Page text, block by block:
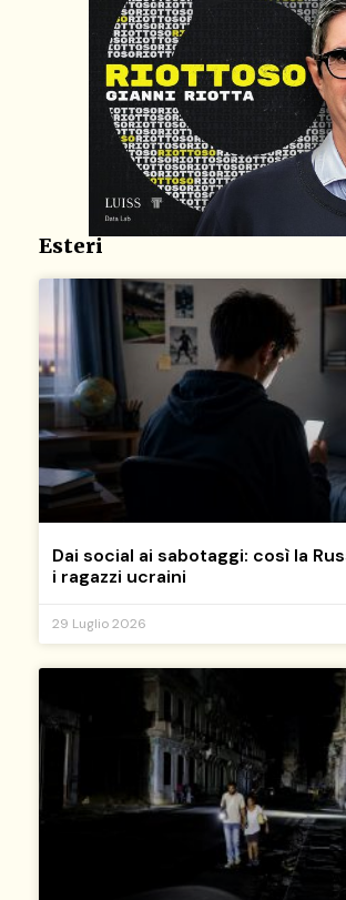
Esteri
Dai social ai sabotaggi: così la
i ragazzi ucraini
29 Luglio 2026